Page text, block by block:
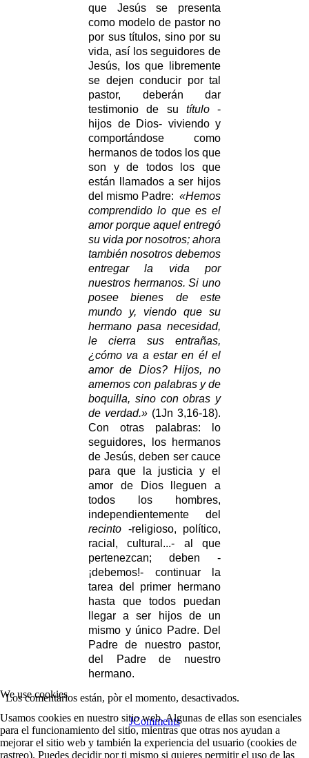
que Jesús se presenta
como modelo de pastor no
por sus títulos, sino por su
vida, así los seguidores de
Jesús, los que libremente
se dejen conducir por tal
pastor, deberán dar
testimonio de su título-
hijos de Dios- viviendo y
comportándose como
hermanos de todos los que
son y de todos los que
están llamados a ser hijos
del mismo Padre: «Hemos
comprendido lo que es el
amor porque aquel entregó
su vida por nosotros; ahora
también nosotros debemos
entregar la vida por
nuestros hermanos. Si uno
posee bienes de este
mundo y, viendo que su
hermano pasa necesidad,
le cierra sus entrañas,
¿cómo va a estar en él el
amor de Dios? Hijos, no
amemos con palabras y de
boquilla, sino con obras y
de verdad.» (1Jn 3,16-18).
Con otras palabras: lo
seguidores, los hermanos
de Jesús, deben ser cauce
para que la justicia y el
amor de Dios lleguen a
todos los hombres,
independientemente del
recinto -religioso, político,
racial, cultural...- al que
pertenezcan; deben -
¡debemos!- continuar la
tarea del primer hermano
hasta que todos puedan
llegar a ser hijos de un
mismo y único Padre. Del
Padre de nuestro pastor,
del Padre de nuestro
hermano.
Los comentarios están, pòr el momento, desactivados.
JComments
We use cookies
Usamos cookies en nuestro sitio web. Algunas de ellas son esenciales
para el funcionamiento del sitio, mientras que otras nos ayudan a
mejorar el sitio web y también la experiencia del usuario (cookies de
rastreo). Puedes decidir por ti mismo si quieres permitir el uso de las